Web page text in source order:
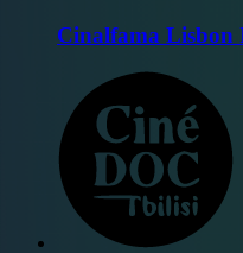
Cinalfama Lisbon